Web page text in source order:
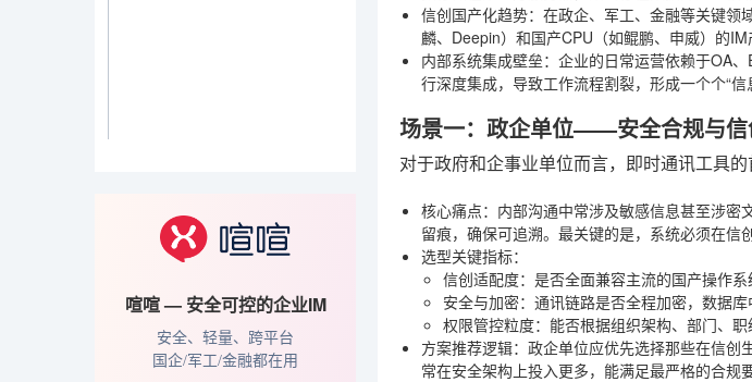
喧喧 — 安全可控的企业IM
安全、轻量、跨平台
国企/军工/金融都在用
信创国产化趋势：在政企、军工、金融等关键领
麟、Deepin）和国产CPU（如鲲鹏、申威）的
内部系统集成壁垒：企业的日常运营依赖于OA
行深度集成，导致工作流程割裂，形成一个个“信
场景一：政企单位——安全合规与信
对于政府和企事业单位而言，即时通讯工具
核心痛点：内部沟通中常涉及敏感信息甚至涉
留痕，确保可追溯。最关键的是，系统必须在信
选型关键指标：
信创适配度：是否全面兼容主流的国产操作
安全与加密：通讯链路是否全程加密，数据
权限管控粒度：能否根据组织架构、部门、
方案推荐逻辑：政企单位应优先选择那些在信创
常在安全架构上投入更多，能满足最严格的合规要